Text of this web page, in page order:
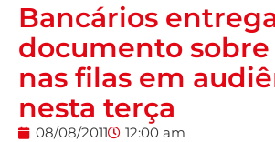
Bancários
documento
nas filas em
nesta terça
08/08/2011
12:00 am